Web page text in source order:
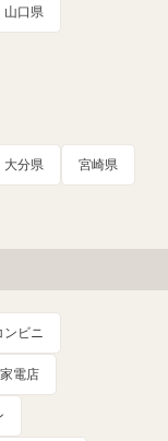
山口県
大分県 宮崎県
ンビニ
家電店